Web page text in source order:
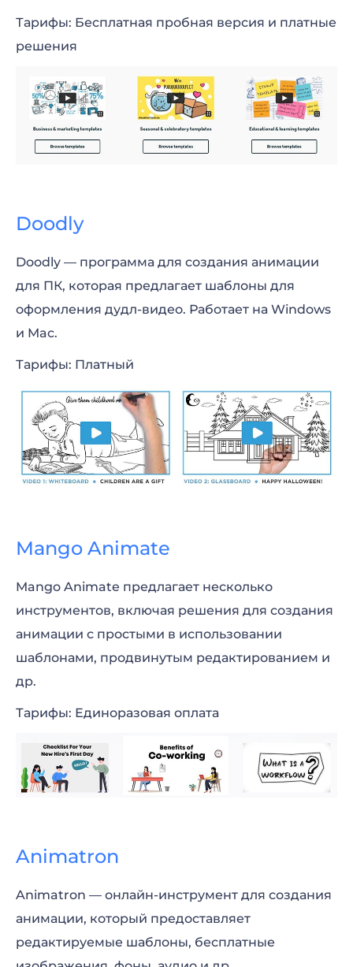
Тарифы: Бесплатная пробная версия и платные
решения
Doodly
Doodly — программа для создания анимации
для ПК, которая предлагает шаблоны для
оформления дудл-видео. Работает на Windows
и Mac.
Тарифы: Платный
Mango Animate
Mango Animate предлагает несколько
инструментов, включая решения для создания
анимации с простыми в использовании
шаблонами, продвинутым редактированием и
др.
Тарифы: Единоразовая оплата
Animatron
Animatron — онлайн-инструмент для создания
анимации, который предоставляет
редактируемые шаблоны, бесплатные